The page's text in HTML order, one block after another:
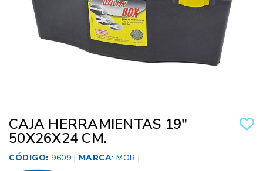
CAJA HERRAMIENTAS 19"
50X26X24 CM.
CÓDIGO: 9609 | MARCA: MOR |